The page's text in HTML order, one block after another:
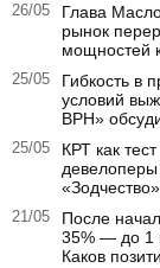
26/05
Глава
рынок
мощностей
25/05
Гибкость в
условий
ВРН»
25/05
КРТ как
«Зодчество»
21/05
После
35% — до 1
Каков